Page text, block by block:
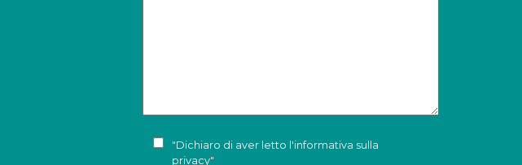
"Dichiaro di aver letto l'informativa sulla
privacy"